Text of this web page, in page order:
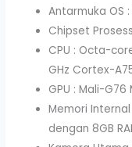
Antarmuka OS :
Chipset
CPU : Octa-
GHz Cortex-
GPU : Mali-G76
Memori Internal
dengan 8GB